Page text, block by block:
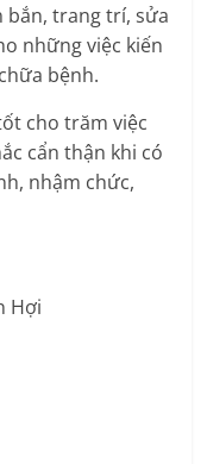
bắn, trang trí, sửa
những việc kiến
bệnh.
cho trăm việc
cẩn thận khi có
nhậm chức,